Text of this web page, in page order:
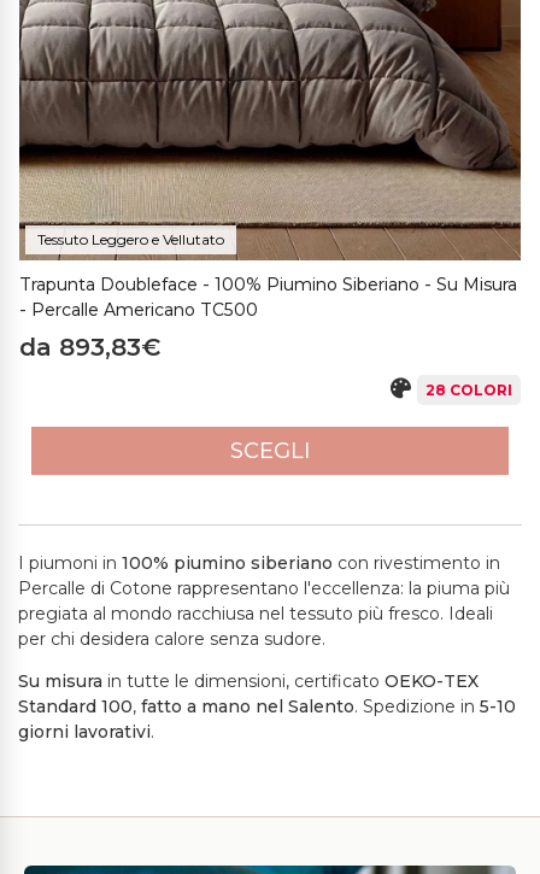
Tessuto Leggero e Vellutato
Trapunta Doubleface - 100% Piumino Siberiano - Su Misura
- Percalle Americano TC500
da 893,83€
28 COLORI
SCEGLI
I piumoni in 100% piumino siberiano con rivestimento in
Percalle di Cotone rappresentano l'eccellenza: la piuma più
pregiata al mondo racchiusa nel tessuto più fresco. Ideali
per chi desidera calore senza sudore.
Su misura in tutte le dimensioni, certificato OEKO-TEX
Standard 100, fatto a mano nel Salento. Spedizione in 5-10
giorni lavorativi.